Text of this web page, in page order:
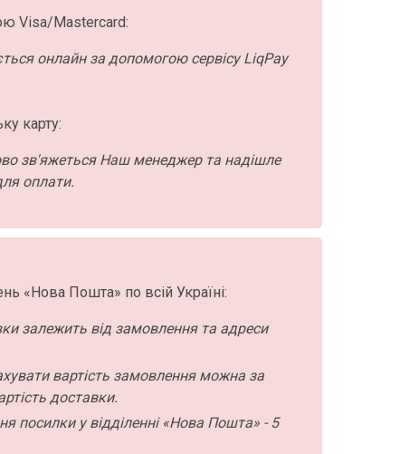
Visa/Mastercard:
онлайн за допомогою сервісу LiqPay
карту:
зв'яжеться Наш менеджер та надішле
оплати.
«Нова Пошта» по всій Україні:
залежить від замовлення та адреси
вартість замовлення можна за
доставки.
посилки у відділенні «Нова Пошта» - 5